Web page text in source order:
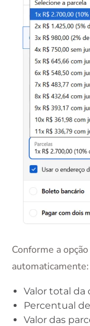
Conforme a
automaticamente:
Valor total da
Percentual
Valor das